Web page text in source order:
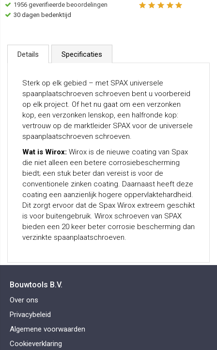
1956 geverifieerde beoordelingen
30 dagen bedenktijd
Details Specificaties
Sterk op elk gebied – met SPAX universele
spaanplaatschroeven schroeven bent u voorbereid
op elk project. Of het nu gaat om een verzonken
kop, een verzonken lenskop, een halfronde kop:
vertrouw op de marktleider SPAX voor de universele
spaanplaatschroeven schroeven.
Wat is Wirox: Wirox is de nieuwe coating van Spax
die niet alleen een betere corrosiebescherming
biedt; een stuk beter dan vereist is voor de
conventionele zinken coating. Daarnaast heeft deze
coating een aanzienlijk hogere oppervlaktehardheid.
Dit zorgt ervoor dat de Spax Wirox extreem geschikt
is voor buitengebruik. Wirox schroeven van SPAX
bieden een 20 keer beter corrosie bescherming dan
verzinkte spaanplaatschroeven.
Bouwtools B.V.
Over ons
Privacybeleid
Algemene voorwaarden
Cookieverklaring